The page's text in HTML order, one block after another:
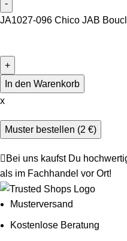
JA1027-096 Chico JAB
In den Warenkorb
x
Muster bestellen (2 €)
Bei uns kaufst Du
als im Fachhandel vor Ort!
Musterversand
Kostenlose Beratung